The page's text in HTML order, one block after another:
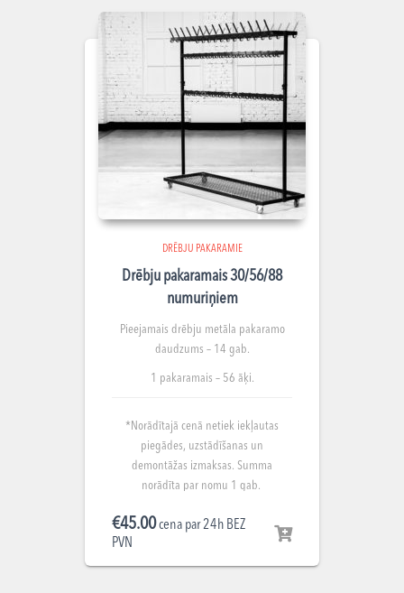
klases iekārtojumā ar galdiem līdz 200
cilvēkiem.
DRĒBJU PAKARAMIE
Drēbju pakaramais 30/56/88
numuriņiem
Pieejamais drēbju metāla pakaramo
daudzums – 14 gab.
1 pakaramais – 56 āķi.
*Norādītajā cenā netiek iekļautas
piegādes, uzstādīšanas un
demontāžas izmaksas. Summa
norādīta par nomu 1 gab.
€45.00cena par 24h BEZ
PVN